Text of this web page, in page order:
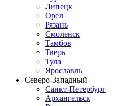
Липецк
Орел
Рязань
Смоленск
Тамбов
Тверь
Тула
Ярославль
Северо-Западный
Санкт-Петербург
Архангельск